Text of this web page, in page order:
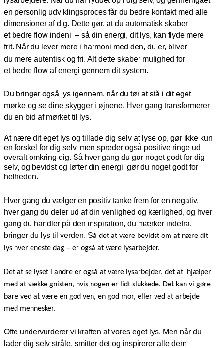
en personlig udviklingsproces får du bedre kontakt med alle
dimensioner af dig. Dette gør, at du automatisk skaber
et bedre flow indeni – så din energi, dit lys, kan flyde mere
frit. Når du lever mere i harmoni med den, du er, bliver
du mere autentisk og fri. Alt dette skaber mulighed for
et bedre flow af energi gennem dit system.
Du bringer også lys igennem, når du tør at stå i dit eget
mørke og se dine skygger i øjnene. Hver gang transformerer
du en bid af mørket til lys.
At nære dit eget lys og tillade dig selv at lyse op, gør ikke kun
en forskel for dig selv, men spreder også positive ringe ud
overalt omkring dig. Så hver gang du gør noget godt for dig
selv, og bevidst og løfter din energi, gør du noget godt for
helheden.
Hver gang du vælger en positiv tanke frem for en negativ,
hver gang du deler ud af din venlighed og kærlighed, og hver
gang du handler på den inspiration, du mærker indefra,
bringer du lys til verden. Så det at være bevidst om at nære dit
lys hver eneste dag – er også at være lysarbejder.
Det at se lyset i andre er også at være lysarbejder, det at hjælper
med at vække gnisten, hvis nogen er lidt slukkede. Det kan vi gøre
bare ved at være en god ven, en god mor, eller ved at arbejde
med mennesker.
Ofte undervurderer vi kraften af vores eget lys. Men når du
lader dig selv stråle, smitter det og inspirerer alle dem